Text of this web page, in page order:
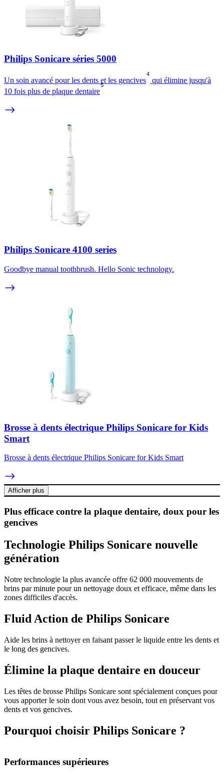
Philips Sonicare séries 5000
Un soin avancé pour les dents et les gencives
4
qui élimine jusqu'à
10 fois plus de plaque dentaire
5
Philips Sonicare 4100 series
Goodbye manual toothbrush. Hello Sonic technology.
Brosse à dents électrique Philips Sonicare for Kids
Smart
Brosse à dents électrique Philips Sonicare for Kids Smart
Afficher plus
Plus efficace contre la plaque dentaire, doux pour les
gencives
Technologie Philips Sonicare nouvelle
génération
Notre technologie la plus avancée offre 62 000 mouvements de
brins par minute pour un nettoyage doux et efficace, même dans les
zones difficiles d'accès.
Fluid Action de Philips Sonicare
Aide les brins à nettoyer en faisant passer le liquide entre les dents et
le long des gencives.
Élimine la plaque dentaire en douceur
Les têtes de brosse Philips Sonicare sont spécialement conçues pour
vous apporter le soin dont vous avez besoin, tout en préservant vos
dents et vos gencives.
Pourquoi choisir Philips Sonicare ?
Performances supérieures